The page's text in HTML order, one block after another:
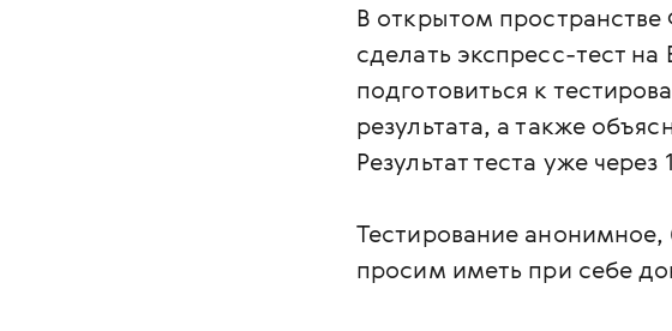
В открытом
сделать экспресс-тест
подготовиться к
результата, а также
Результат теста уже через
Тестирование
просим иметь при себе